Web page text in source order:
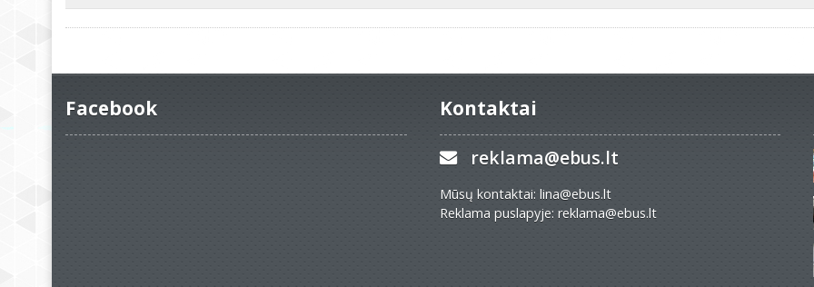
Facebook Kontaktai
reklama@ebus.lt
Mūsų kontaktai: lina@ebus.lt
Reklama puslapyje: reklama@ebus.lt